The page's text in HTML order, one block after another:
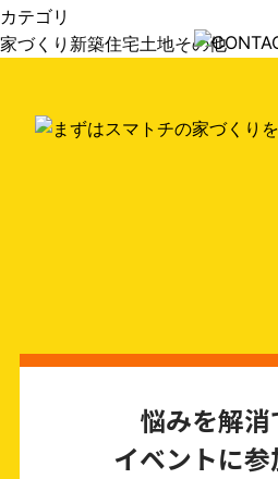
カテゴリ
家づくり 新築住宅土地その他
悩みを解消
イベントに参